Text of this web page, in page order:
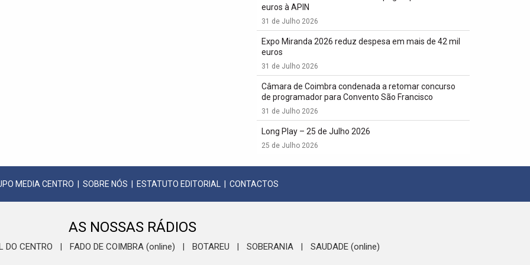
euros à APIN
31 de Julho 2026
Expo Miranda 2026 reduz despesa em mais de 42 mil
euros
31 de Julho 2026
Câmara de Coimbra condenada a retomar concurso
de programador para Convento São Francisco
31 de Julho 2026
Long Play – 25 de Julho 2026
25 de Julho 2026
MEDIA CENTRO SOBRE NÓS ESTATUTO EDITORIAL CONTACTOS
AS NOSSAS RÁDIOS
DO CENTRO FADO DE COIMBRA (online) BOTAREU SOBERANIA SAUDADE (online)